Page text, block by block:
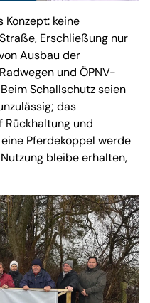
keine
Erschließung nur
Ausbau der
und ÖPNV-
Schallschutz seien
das
Rückhaltung und
Pferdekoppel werde
bleibe erhalten,